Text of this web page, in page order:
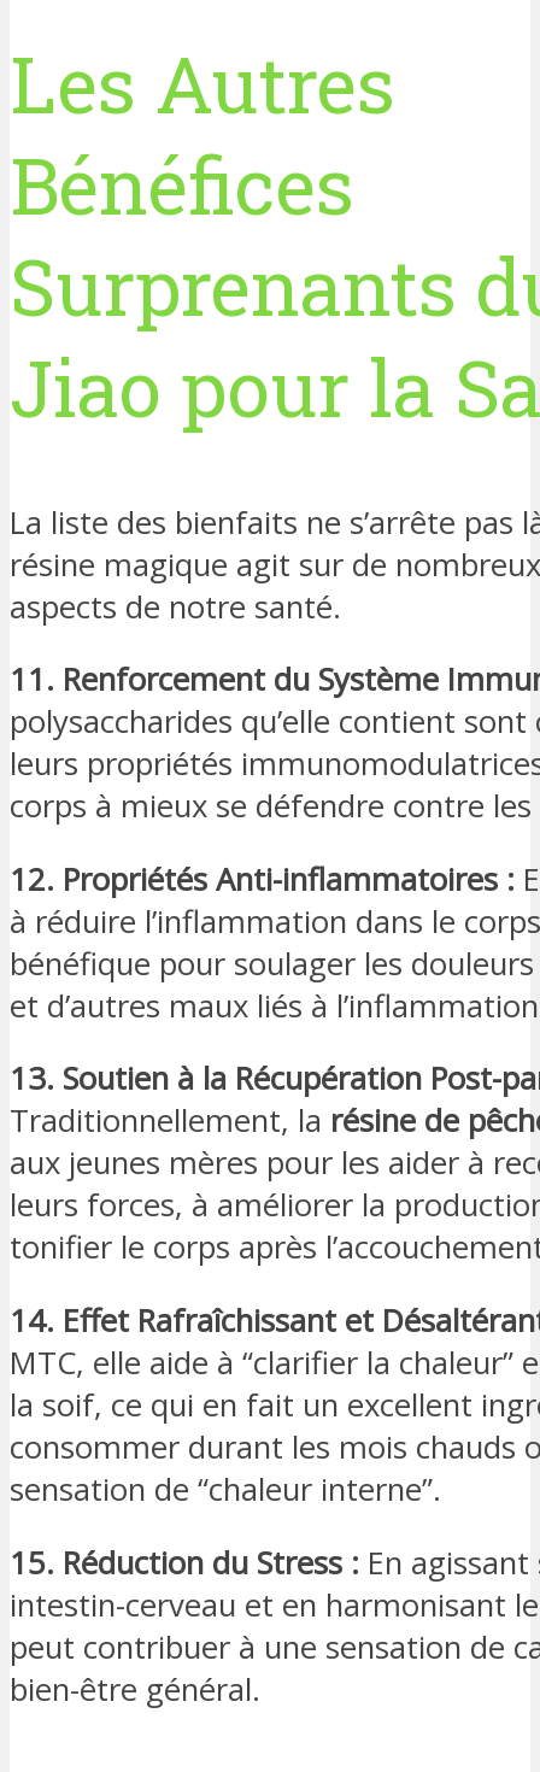
Les Autres
Bénéfices
Surprenants
Jiao pour la
La liste des bienfaits ne s’arrête pas
résine magique agit sur de
aspects de notre santé.
11. Renforcement du Système
polysaccharides qu’elle contient
leurs propriétés
corps à mieux se défendre contre
12. Propriétés Anti-inflammatoires :
à réduire l’inflammation dans le
bénéfique pour soulager les
et d’autres maux liés à
13. Soutien à la Récupération Post-
Traditionnellement, la résine de
aux jeunes mères pour les aider à
leurs forces, à améliorer la
tonifier le corps après
14. Effet Rafraîchissant et
MTC, elle aide à “clarifier la chaleur”
la soif, ce qui en fait un excellent
consommer durant les mois chauds
sensation de “chaleur interne”.
15. Réduction du Stress : En agissant
intestin-cerveau et en harmonisant
peut contribuer à une sensation de
bien-être général.